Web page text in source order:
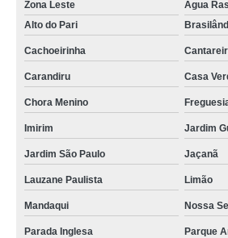
Zona Leste
Água
Alto do Pari
Cachoeirinha
Carandiru Casa
Chora Menino
Imirim Jardim
Jardim São Paulo Jaçanã
Lauzane Paulista Limão
Mandaqui Nossa
Parada Inglesa Parque